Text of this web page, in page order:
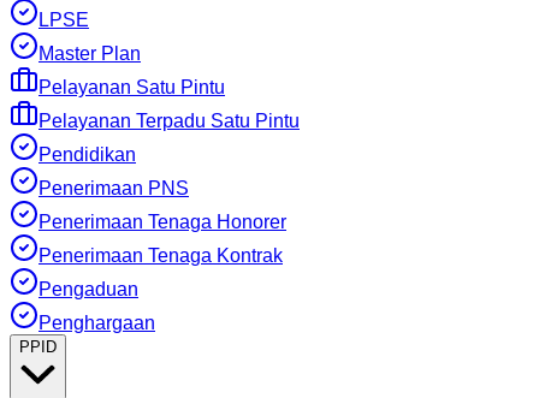
LPSE
Master Plan
Pelayanan Satu Pintu
Pelayanan Terpadu Satu Pintu
Pendidikan
Penerimaan PNS
Penerimaan Tenaga Honorer
Penerimaan Tenaga Kontrak
Pengaduan
Penghargaan
PPID